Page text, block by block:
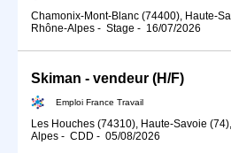
Chamonix-Mont-Blanc (74400), Haute-
Rhône-Alpes - Stage - 16/07/2026
Skiman - vendeur (H/F)
Emploi France Travail
Les Houches (74310), Haute-Savoie
Alpes - CDD - 05/08/2026